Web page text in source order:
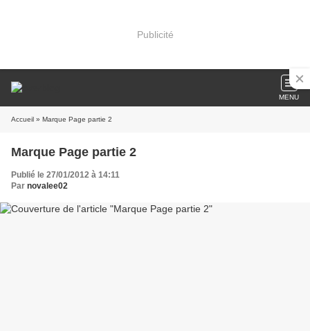
Publicité
MENU
Accueil » Marque Page partie 2
Marque Page partie 2
Publié le 27/01/2012 à 14:11
Par novalee02